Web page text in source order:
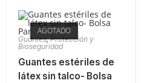
AGOTADO
Guantes,Protección y
Bioseguridad
Guantes estériles de
látex sin talco- Bolsa